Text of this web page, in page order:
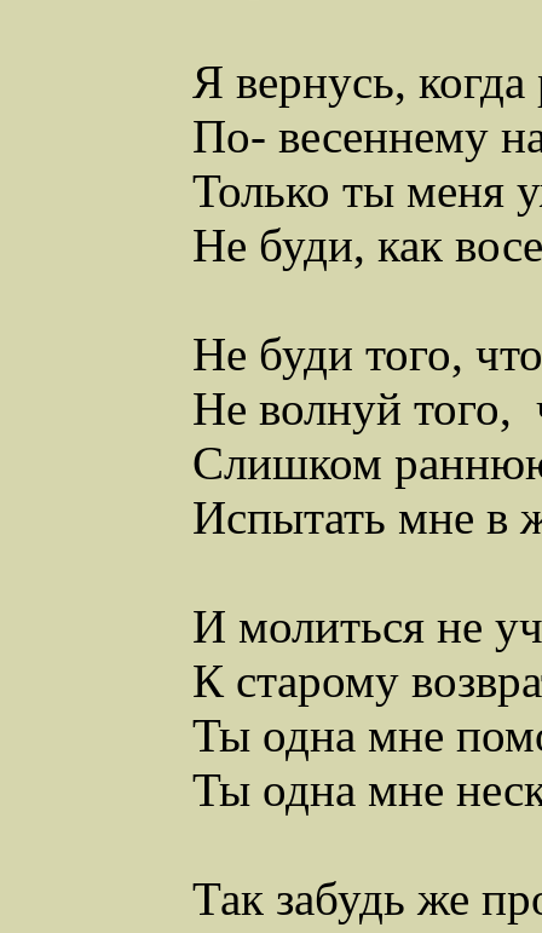
Я вернусь, когда
По-весеннему
Только ты меня
Не буди, как
Не буди того,
Не волнуй того,
Слишком раннюю
Испытать мне в
И молиться не
К старому
Ты одна мне
Ты одна мне
Так забудь же